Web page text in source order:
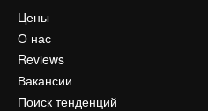
Цены
О нас
Reviews
Вакансии
Поиск тенденций